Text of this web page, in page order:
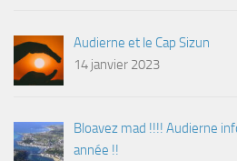
Audierne et le Cap Sizun
14 janvier 2023
Bloavez mad !!!! Audierne
année !!